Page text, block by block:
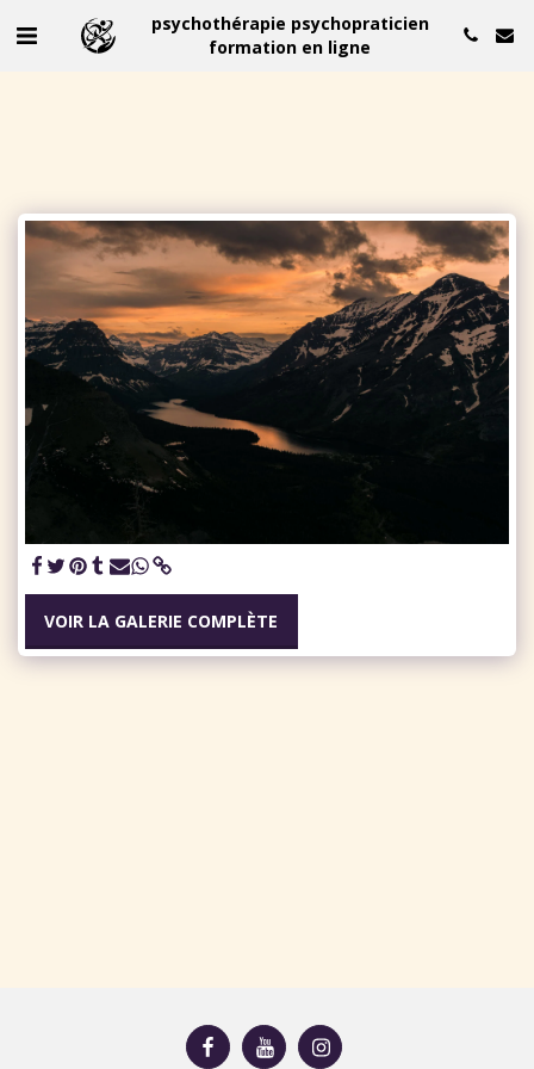
psychothérapie psychopraticien
formation en ligne
VOIR LA GALERIE COMPLÈTE